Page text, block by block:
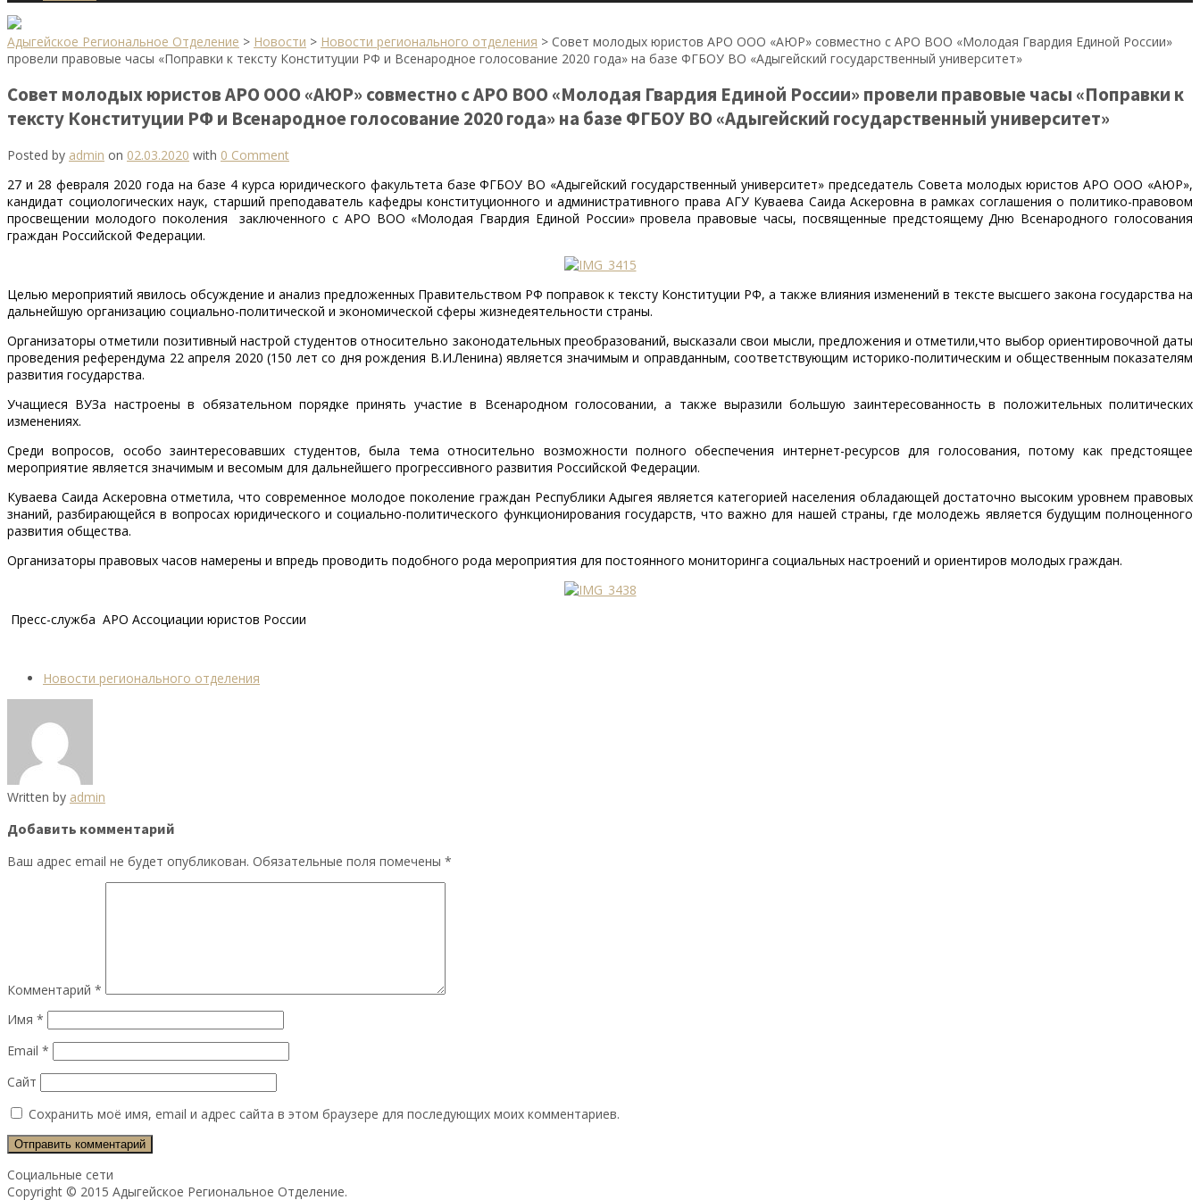
Адыгейское Региональное Отделение > Новости > Новости регионального отделения > Совет молодых юристов АРО ООО «АЮР» совместно с АРО ВОО «Молодая Гвардия Единой России»
провели правовые часы «Поправки к тексту Конституции РФ и Всенародное голосование 2020 года» на базе ФГБОУ ВО «Адыгейский государственный университет»
Совет молодых юристов АРО ООО «АЮР» совместно с АРО ВОО «Молодая Гвардия Единой России» провели правовые часы «Поправки к
тексту Конституции РФ и Всенародное голосование 2020 года» на базе ФГБОУ ВО «Адыгейский государственный университет»
Posted by admin on 02.03.2020 with 0 Comment
27 и 28 февраля 2020 года на базе 4 курса юридического факультета базе ФГБОУ ВО «Адыгейский государственный университет» председатель Совета молодых юристов АРО ООО «АЮР»,
кандидат социологических наук, старший преподаватель кафедры конституционного и административного права АГУ Куваева Саида Аскеровна в рамках соглашения о политико-правовом
просвещении молодого поколения заключенного с АРО ВОО «Молодая Гвардия Единой России» провела правовые часы, посвященные предстоящему Дню Всенародного голосования
граждан Российской Федерации.
Целью мероприятий явилось обсуждение и анализ предложенных Правительством РФ поправок к тексту Конституции РФ, а также влияния изменений в тексте высшего закона государства на
дальнейшую организацию социально-политической и экономической сферы жизнедеятельности страны.
Организаторы отметили позитивный настрой студентов относительно законодательных преобразований, высказали свои мысли, предложения и отметили,что выбор ориентировочной даты
проведения референдума 22 апреля 2020 (150 лет со дня рождения В.И.Ленина) является значимым и оправданным, соответствующим историко-политическим и общественным показателям
развития государства.
Учащиеся ВУЗа настроены в обязательном порядке принять участие в Всенародном голосовании, а также выразили большую заинтересованность в положительных политических
изменениях.
Среди вопросов, особо заинтересовавших студентов, была тема относительно возможности полного обеспечения интернет-ресурсов для голосования, потому как предстоящее
мероприятие является значимым и весомым для дальнейшего прогрессивного развития Российской Федерации.
Куваева Саида Аскеровна отметила, что современное молодое поколение граждан Республики Адыгея является категорией населения обладающей достаточно высоким уровнем правовых
знаний, разбирающейся в вопросах юридического и социально-политического функционирования государств, что важно для нашей страны, где молодежь является будущим полноценного
развития общества.
Организаторы правовых часов намерены и впредь проводить подобного рода мероприятия для постоянного мониторинга социальных настроений и ориентиров молодых граждан.
Пресс-служба АРО Ассоциации юристов России
Новости регионального отделения
Written by admin
Добавить комментарий
Ваш адрес email не будет опубликован. Обязательные поля помечены *
Комментарий *
Имя *
Email *
Сайт
Сохранить моё имя, email и адрес сайта в этом браузере для последующих моих комментариев.
Социальные сети
Copyright © 2015 Адыгейское Региональное Отделение.